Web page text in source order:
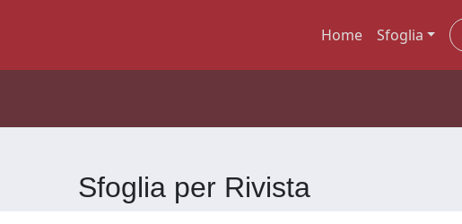
Home Sfoglia
Sfoglia per Rivista